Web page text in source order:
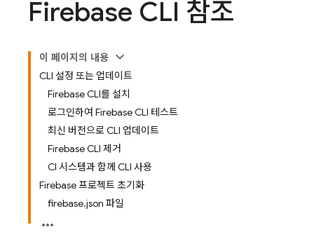
Firebase CLI 참조
이 페이지의 내용
CLI 설정 또는 업데이트
Firebase CLI를 설치
로그인하여 Firebase CLI 테스트
최신 버전으로 CLI 업데이트
Firebase CLI 제거
CI 시스템과 함께 CLI 사용
Firebase 프로젝트 초기화
firebase.json 파일